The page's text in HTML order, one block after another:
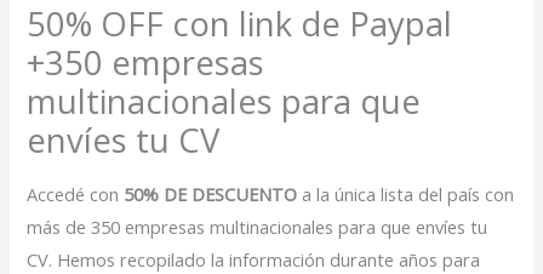
50% OFF con link de Paypal
+350 empresas
multinacionales para que
envíes tu CV
Accedé con 50% DE DESCUENTO a la única lista del país con
más de 350 empresas multinacionales para que envíes tu
CV. Hemos recopilado la información durante años para